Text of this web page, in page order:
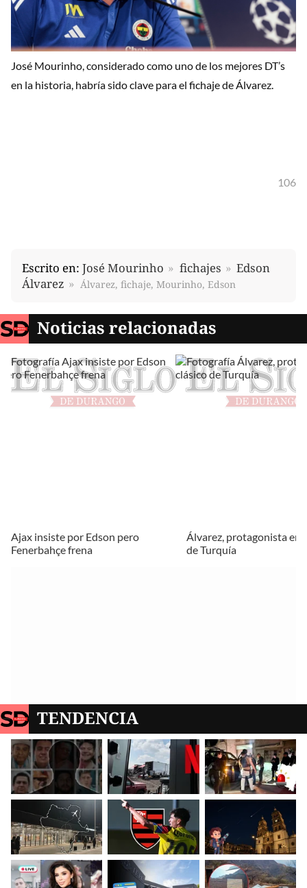
José Mourinho, considerado como uno de los mejores DT’s
en la historia, habría sido clave para el fichaje de Álvarez.
106
Escrito en: José Mourinho fichajes
Edson
Álvarez
Álvarez, fichaje, Mourinho, Edson
Noticias relacionadas
Ajax insiste por Edson pero
Fenerbahçe frena
Álvarez, protagonista en
de Turquía
TENDENCIA